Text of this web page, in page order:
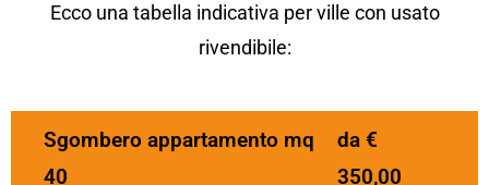
Ecco una tabella indicativa per ville con usato
rivendibile:
Sgombero appartamento mq
40
da €
350,00